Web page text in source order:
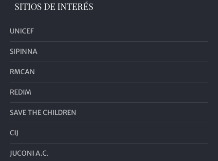
SITIOS DE INTERÉS
UNICEF
SIPINNA
RMCAN
REDIM
SAVE THE CHILDREN
CIJ
JUCONI A.C.